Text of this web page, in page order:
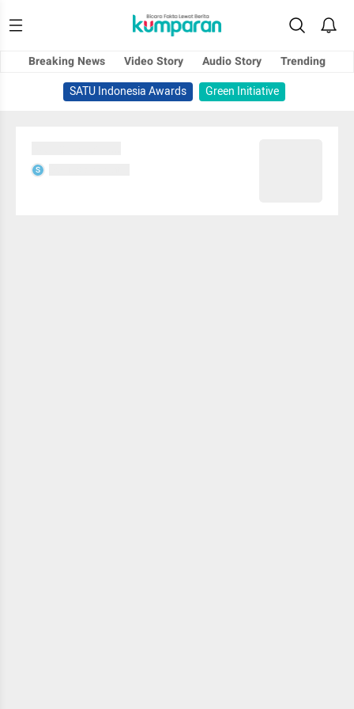
Breaking News Video Story Audio Story
Trending
SATU Indonesia Awards
Green Initiative
S